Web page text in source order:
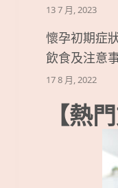
13 7 月, 2023
懷孕初期症
飲食及注意
17 8 月, 2022
【熱